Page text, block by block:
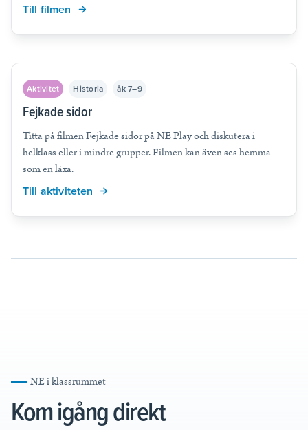
Till filmen
Aktivitet Historia åk 7–9
Fejkade sidor
Titta på filmen Fejkade sidor på NE Play och diskutera i
helklass eller i mindre grupper. Filmen kan även ses hemma
som en läxa.
Till aktiviteten
NE i klassrummet
Kom igång direkt